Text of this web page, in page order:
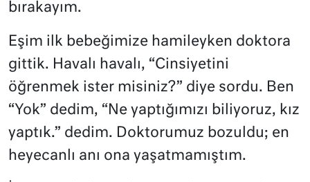
bırakayım.
Eşim ilk bebeğimize hamileyken doktora
gittik. Havalı havalı, “Cinsiyetini
öğrenmek ister misiniz?” diye sordu. Ben
“Yok” dedim, “Ne yaptığımızı biliyoruz, kız
yaptık.” dedim. Doktorumuz bozuldu; en
heyecanlı anı ona yaşatmamıştım.